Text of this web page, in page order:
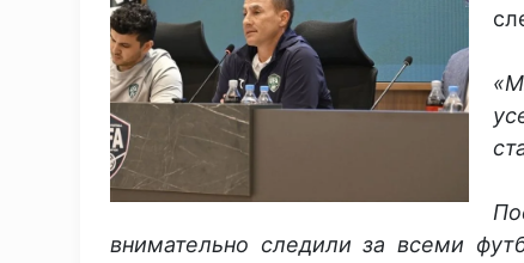
внимательно следили за всеми